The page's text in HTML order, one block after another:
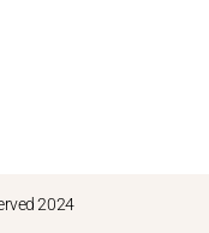
2024